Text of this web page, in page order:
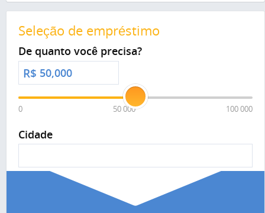
Seleção de empréstimo
De quanto você precisa?
R$
0 50 000 100 000
Cidade